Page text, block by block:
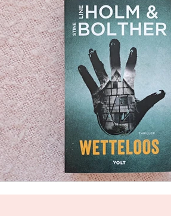
Overamstel Uitgevers
Uitgeverij Clavis Dutch
Uitgeverij Blossom Books
Uitgeverij Ankhhermes